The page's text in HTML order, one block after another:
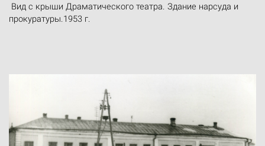
Вид с крыши Драматического театра. Здание нарсуда и
прокуратуры.1953 г.